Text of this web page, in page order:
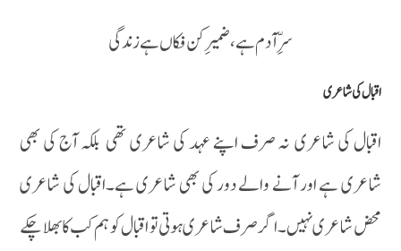
سرِّآدم ہے، ضمیرِ کن فکاں ہے زندگی
اقبال کی شاعری
اقبال کی شاعری نہ صرف اپنے عہد کی شاعری تھی بلکہ آج کی بھی
شاعری ہے اور آنے والے دور کی بھی شاعری ہے۔اقبال کی شاعری
محض شاعری نہیں ۔ اگر صرف شاعری ہوتی تو اقبال کو ہم کب کا بھلا چکے